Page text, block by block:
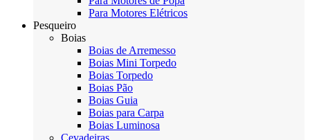
Para Motores Elétricos
Pesqueiro
Boias
Boias de Arremesso
Boias Mini Torpedo
Boias Torpedo
Boias Pão
Boias Guia
Boias para Carpa
Boias Luminosa
Cevadeiras